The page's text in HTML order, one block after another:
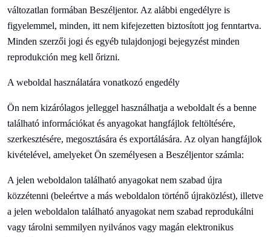
változatlan formában Beszéljentor. Az alábbi engedélyre is
figyelemmel, minden, itt nem kifejezetten biztosított jog fenntartva.
Minden szerzői jogi és egyéb tulajdonjogi bejegyzést minden
reprodukción meg kell őrizni.
A weboldal használatára vonatkozó engedély
Ön nem kizárólagos jelleggel használhatja a weboldalt és a benne
található információkat és anyagokat hangfájlok feltöltésére,
szerkesztésére, megosztására és exportálására. Az olyan hangfájlok
kivételével, amelyeket Ön személyesen a Beszéljentor számla:
A jelen weboldalon található anyagokat nem szabad újra
közzétenni (beleértve a más weboldalon történő újraközlést), illetve
a jelen weboldalon található anyagokat nem szabad reprodukálni
vagy tárolni semmilyen nyilvános vagy magán elektronikus